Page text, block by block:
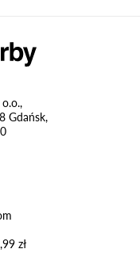
Gdańsk,
zł